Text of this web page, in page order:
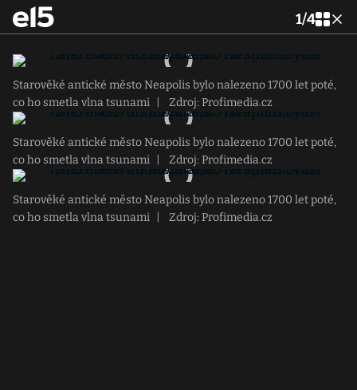
1/4
Starověké antické město Neapolis bylo nalezeno 1700 let poté,
co ho smetla vlna tsunami
Zdroj: Profimedia.cz
Starověké antické město Neapolis bylo nalezeno 1700 let poté,
co ho smetla vlna tsunami
Zdroj: Profimedia.cz
Starověké antické město Neapolis bylo nalezeno 1700 let poté,
co ho smetla vlna tsunami
Zdroj: Profimedia.cz